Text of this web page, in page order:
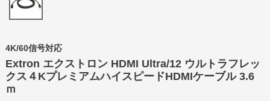
4K/60信号対応
Extron エクストロン HDMI Ultra/12 ウルトラフレッ
クス４KプレミアムハイスピードHDMIケーブル 3.6
ｍ